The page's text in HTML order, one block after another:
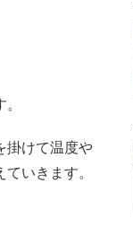
掛けて温度や
いきます。